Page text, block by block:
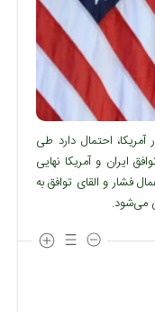
آمریکا، احتمال دارد طی
ایران و آمریکا نهایی
فشار و القای توافق به
می‌شود.